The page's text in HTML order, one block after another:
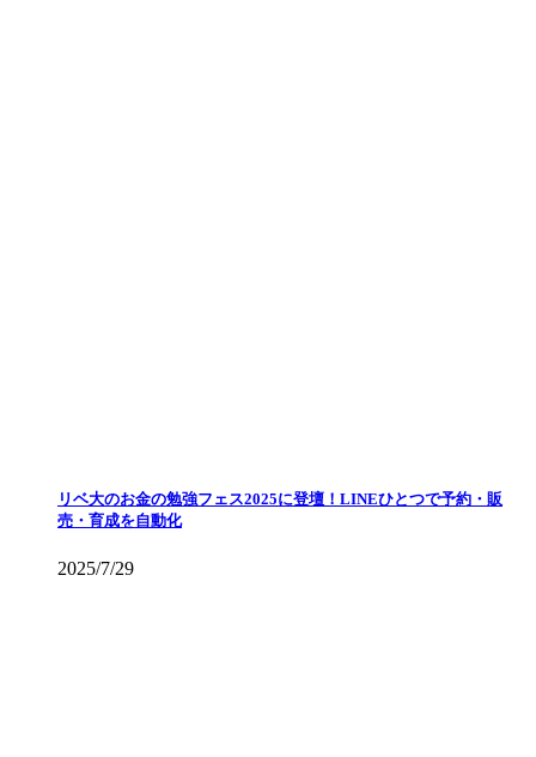
リベ大のお金の勉強フェス2025に登壇！LINEひとつで予約・販
売・育成を自動化
2025/7/29